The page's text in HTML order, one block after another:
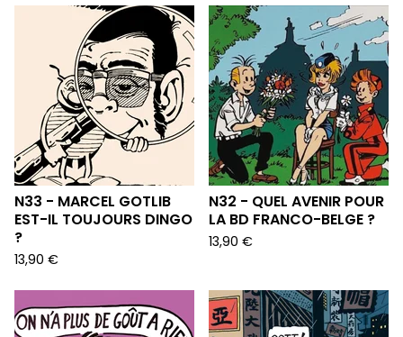
N33 - MARCEL GOTLIB
EST-IL TOUJOURS DINGO
?
13,90 €
N32 - QUEL AVENIR POUR
LA BD FRANCO-BELGE ?
13,90 €